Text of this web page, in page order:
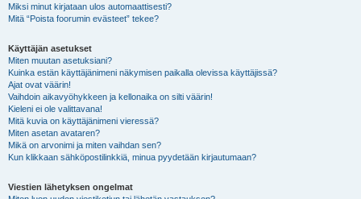
Miksi minut kirjataan ulos automaattisesti?
Mitä “Poista foorumin evästeet” tekee?
Käyttäjän asetukset
Miten muutan asetuksiani?
Kuinka estän käyttäjänimeni näkymisen paikalla olevissa käyttäjissä?
Ajat ovat väärin!
Vaihdoin aikavyöhykkeen ja kellonaika on silti väärin!
Kieleni ei ole valittavana!
Mitä kuvia on käyttäjänimeni vieressä?
Miten asetan avataren?
Mikä on arvonimi ja miten vaihdan sen?
Kun klikkaan sähköpostilinkkiä, minua pyydetään kirjautumaan?
Viestien lähetyksen ongelmat